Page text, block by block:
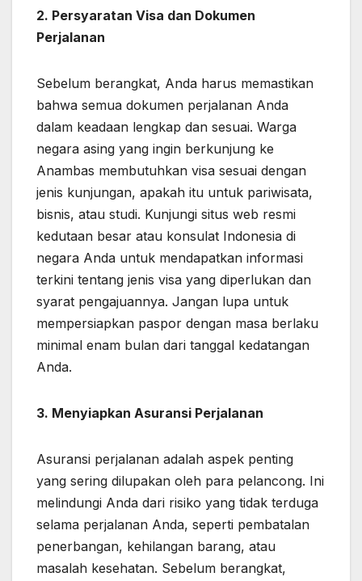
2. Persyaratan Visa dan Dokumen
Perjalanan
Sebelum berangkat, Anda harus memastikan
bahwa semua dokumen perjalanan Anda
dalam keadaan lengkap dan sesuai. Warga
negara asing yang ingin berkunjung ke
Anambas membutuhkan visa sesuai dengan
jenis kunjungan, apakah itu untuk pariwisata,
bisnis, atau studi. Kunjungi situs web resmi
kedutaan besar atau konsulat Indonesia di
negara Anda untuk mendapatkan informasi
terkini tentang jenis visa yang diperlukan dan
syarat pengajuannya. Jangan lupa untuk
mempersiapkan paspor dengan masa berlaku
minimal enam bulan dari tanggal kedatangan
Anda.
3. Menyiapkan Asuransi Perjalanan
Asuransi perjalanan adalah aspek penting
yang sering dilupakan oleh para pelancong. Ini
melindungi Anda dari risiko yang tidak terduga
selama perjalanan Anda, seperti pembatalan
penerbangan, kehilangan barang, atau
masalah kesehatan. Sebelum berangkat,